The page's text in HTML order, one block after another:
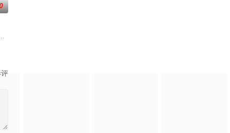
那里展开一段魔法般的故事。
逐渐丧失的摄影师瑞真展开。在面对跨越视力障碍、好不容易成为陶艺家却
评